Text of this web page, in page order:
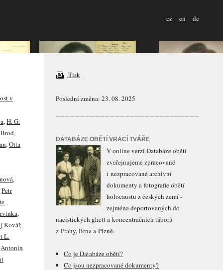
cz en de
v
,H. G.
,
,Otta
,
Petr
,
Kovář,
L.
Antonín
Tisk
Poslední změna: 23. 08. 2025
DATABÁZE OBĚTÍ VRACÍ TVÁŘE
V online verzi Databáze obětí
zveřejnujeme zpracované
i nezpracované archivní
dokumenty a fotografie obětí
holocaustu z českých zemí -
zejména deportovaných do
nacistických ghett a koncentračních táborů
z Prahy, Brna a Plzně.
Co je Databáze obětí?
Co jsou nezpracované dokumenty?